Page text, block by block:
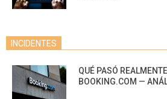
INCIDENTES
QUÉ PASÓ
BOOKING.COM —